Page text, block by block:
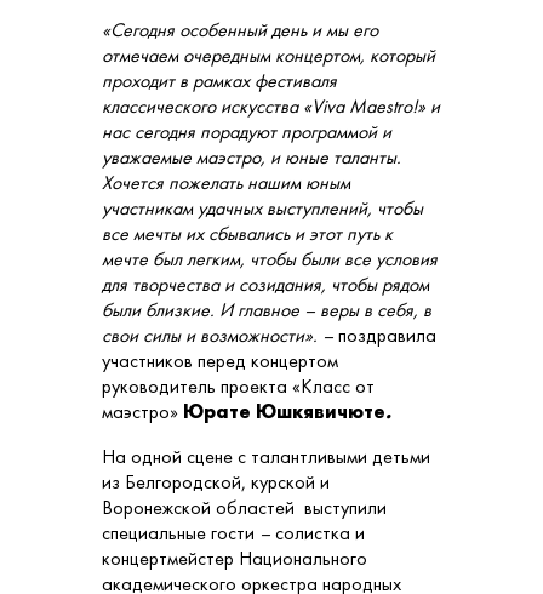
«Сегодня особенный день и мы его
отмечаем очередным концертом, который
проходит в рамках фестиваля
классического искусства «Viva Maestrо!» и
нас сегодня порадуют программой и
уважаемые маэстро, и юные таланты.
Хочется пожелать нашим юным
участникам удачных выступлений, чтобы
все мечты их сбывались и этот путь к
мечте был легким, чтобы были все условия
для творчества и созидания, чтобы рядом
были близкие. И главное – веры в себя, в
свои силы и возможности». –поздравила
участников перед концертом
руководитель проекта «Класс от
маэстро» Юрате Юшкявичюте.
На одной сцене с талантливыми детьми
из Белгородской, курской и
Воронежской областей выступили
специальные гости –солистка и
концертмейстер Национального
академического оркестра народных